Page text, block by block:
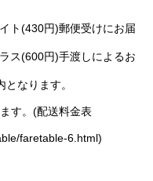
ト(430円)郵便受けにお届
ス(600円)手渡しによるお
なります。
す。(配送料金表
faretable-6.html)